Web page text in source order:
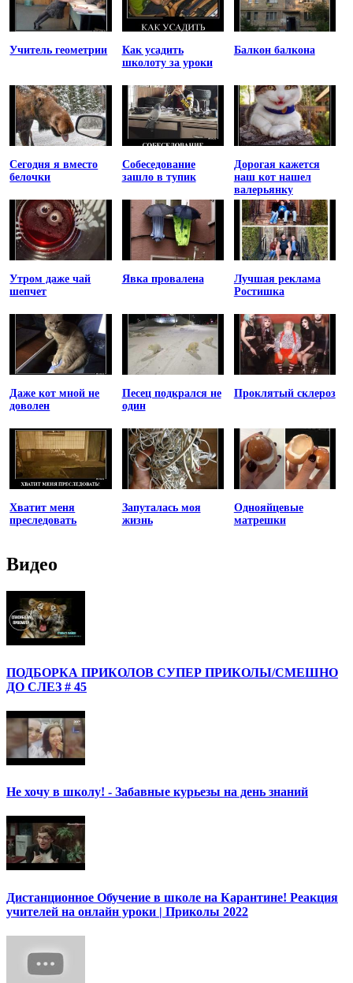
Учитель геометрии
Как усадить
школоту за уроки
Балкон балкона
Сегодня я вместо
белочки
Собеседование
зашло в тупик
Дорогая кажется
наш кот нашел
валерьянку
Утром даже чай
шепчет
Явка провалена
Лучшая реклама
Ростишка
Даже кот мной не
доволен
Песец подкрался не
один
Проклятый склероз
Хватит меня
преследовать
Запуталась моя
жизнь
Однояйцевые
матрешки
Видео
ПОДБОРКА ПРИКОЛОВ СУПЕР ПРИКОЛЫ/СМЕШНО
ДО СЛЕЗ # 45
Не хочу в школу! - Забавные курьезы на день знаний
Дистанционное Обучение в школе на Карантине! Реакция
учителей на онлайн уроки | Приколы 2022